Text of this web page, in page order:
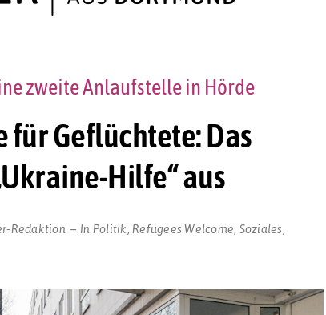
Geflüchtete: Das
Hilfe“ aus
zweite Anlaufstelle in Hörde
Redaktion In Politik Refugees Welcome Soziales